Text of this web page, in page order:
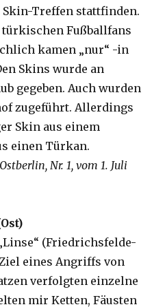
Skin-Treffen stattfinden.
Fußballfans
kamen „nur“ -in
Skins wurde an
gegeben. Auch wurden
zugeführt. Allerdings
Skin aus einem
einen Türkan.
Nr. 1, vom 1. Juli
(Friedrichsfelde-
eines Angriffs von
verfolgten einzelne
mir Ketten, Fäusten